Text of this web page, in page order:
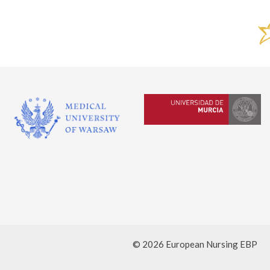
© 2026 European Nursing EBP